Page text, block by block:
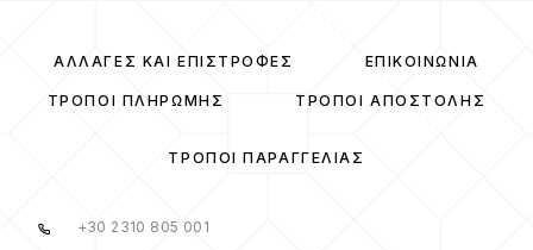
ΑΛΛΑΓΈΣ ΚΑΙ ΕΠΙΣΤΡΟΦΈΣ ΕΠΙΚΟΙΝΩΝΊΑ
ΤΡΌΠΟΙ ΠΛΗΡΩΜΉΣ ΤΡΌΠΟΙ ΑΠΟΣΤΟΛΉΣ
ΤΡΌΠΟΙ ΠΑΡΑΓΓΕΛΊΑΣ
+30 2310 805 001